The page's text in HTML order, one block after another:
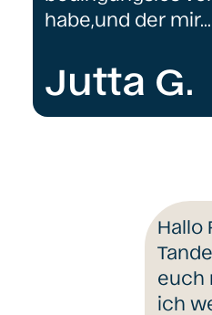
habe,und der mir…
Jutta G.
Hallo
euch
ich